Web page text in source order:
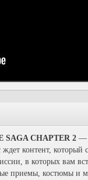
SAGA CHAPTER 2 —
контент,
в которых вам
приемы, костюмы и